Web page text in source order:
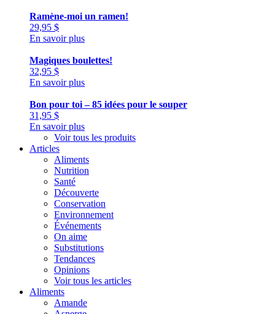
Ramène-moi un ramen!
29,95 $
En savoir plus
Magiques boulettes!
32,95 $
En savoir plus
Bon pour toi – 85 idées pour le souper
31,95 $
En savoir plus
Voir tous les produits
Articles
Aliments
Nutrition
Santé
Découverte
Conservation
Environnement
Événements
On aime
Substitutions
Tendances
Opinions
Voir tous les articles
Aliments
Amande